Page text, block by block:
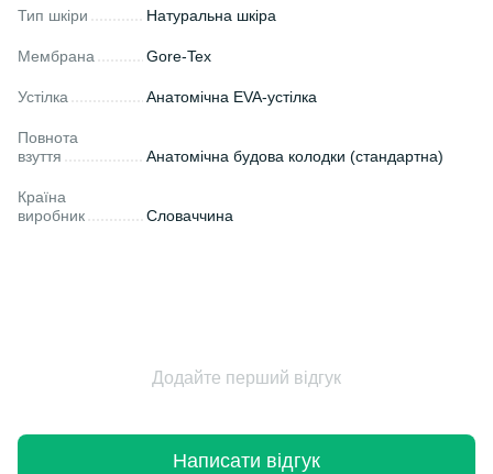
Тип шкіри Натуральна шкіра
Мембрана Gore-Tex
Устілка Анатомічна EVA-устілка
Повнота
взуття
Анатомічна будова колодки (стандартна)
Країна
виробник
Словаччина
Додайте перший відгук
Написати відгук